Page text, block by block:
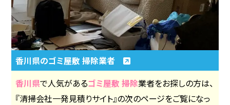
香川県のゴミ屋敷 掃除業者
香川県で人気があるゴミ屋敷 掃除業者をお探しの方は、
『清掃会社一発見積りサイト』の次のページをご覧になっ